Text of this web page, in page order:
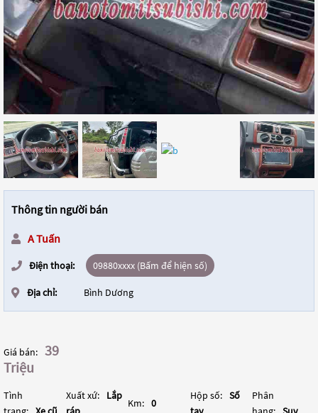
Thông tin người bán
A Tuấn
Điện thoại: 09880xxxx (Bấm để hiện số)
Địa chỉ: Bình Dương
Giá bán: 39
Triệu
Tình
Xuất xứ:
Lắp
Km: 0
Hộp số: Số
Phân